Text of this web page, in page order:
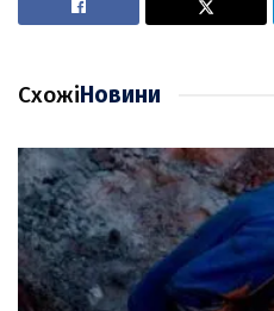
СхожіНовини